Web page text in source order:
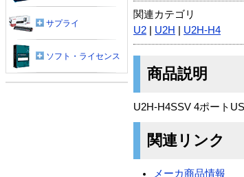
関連カテゴリ
U2
U2H U2H-H4
商品説明
U2H-H4SSV 4ポート
関連リンク
メーカ商品情報
サプライ
ソフト・ライセンス